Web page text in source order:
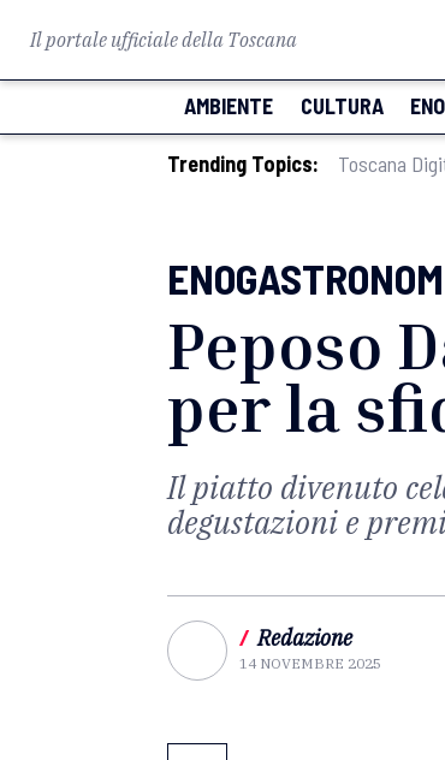
Il portale ufficiale della Toscana
AMBIENTE CULTURA
Trending Topics: Toscana
Peposo
per la
Il piatto divenuto
degustazioni e
/ Redazione
14 NOVEMBRE 2025